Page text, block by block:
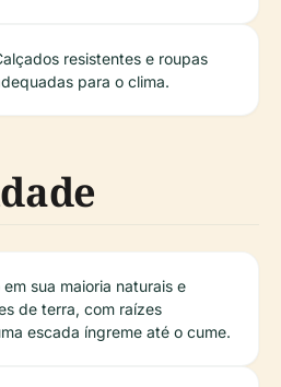
resistentes e roupas
para o clima.
sua maioria naturais e
de terra, com raízes
escada íngreme até o cume.